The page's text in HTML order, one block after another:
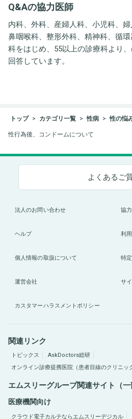
Q&Aの協力医師
内科、外科、産婦人科、小児科、
鼻咽喉科、整形外科、精神科、循
科をはじめ、55以上の診療科より
回答しています。
トップ カテゴリ一覧 性病 性の悩
性行為後、コンドームについて
よくあるご
法人のお問い合わせ 協
ヘルプ 利
個人情報の取扱について 特
運営会社 サ
カスタマーハラスメントポリシー
関連リンク
トピックス
AskDoctors総研
オンライン診療提携医院（患者目線のクリニッ
エムスリーグループ関連サイト（一
医療機関向け
クラウド電子カルテならエムスリーデジカル